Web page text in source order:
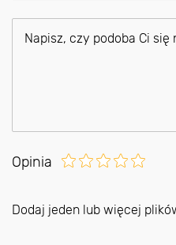
Opinia
Dodaj jeden lub więcej